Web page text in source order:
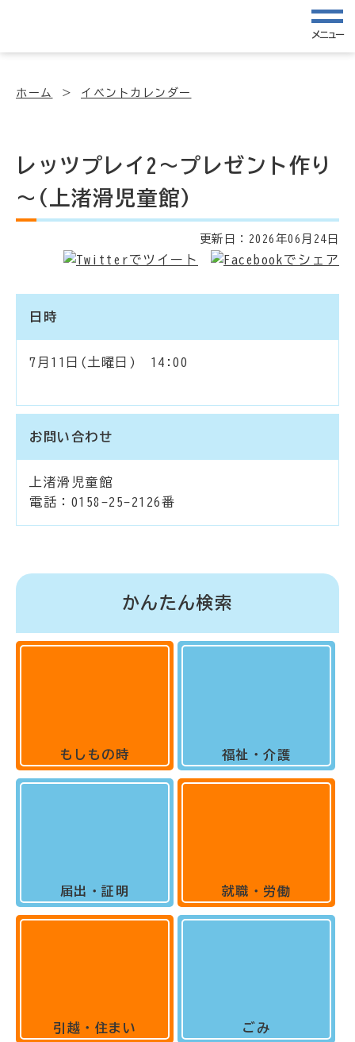
メニュー
ホーム イベントカレンダー
レッツプレイ2～プレゼント作り
～(上渚滑児童館)
更新日： 2026年06月24日
日時
7月11日(土曜日) 14:00
お問い合わせ
上渚滑児童館
電話：0158-25-2126番
かんたん検索
もしもの時
届出・証明
引越・住まい
福祉・介護
就職・労働
ごみ